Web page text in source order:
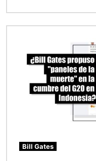
Bill Gates